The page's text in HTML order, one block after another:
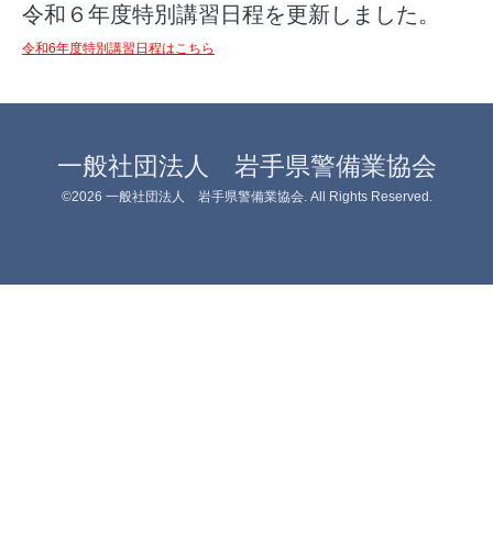
令和６年度特別講習日程を更新しました。
令和6年度特別講習日程はこちら
一般社団法人 岩手県警備業協会
©2026 一般社団法人 岩手県警備業協会. All Rights Reserved.